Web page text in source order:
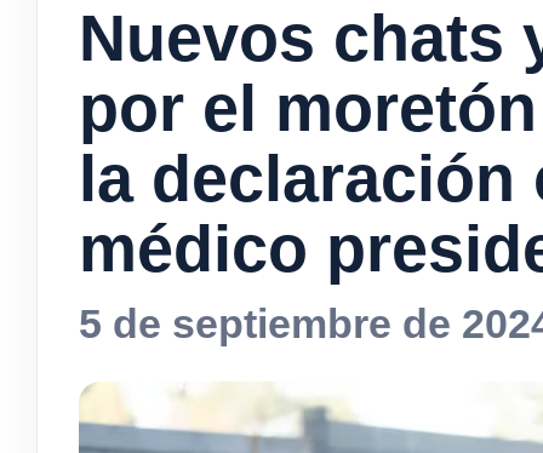
Nuevos chats
por el
la declaración
médico
5 de septiembre de